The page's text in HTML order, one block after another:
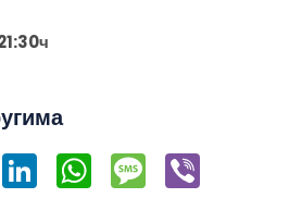
LinkedInWhatsApp
Message